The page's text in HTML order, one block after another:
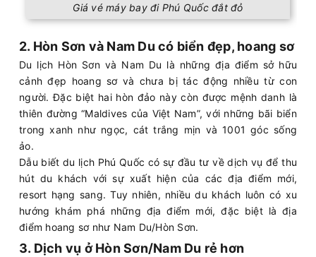
Giá vé máy bay đi Phú Quốc đắt đỏ
2. Hòn Sơn và Nam Du có biển đẹp, hoang sơ
Du lịch Hòn Sơn và Nam Du là những địa điểm sở hữu
cảnh đẹp hoang sơ và chưa bị tác động nhiều từ con
người. Đặc biệt hai hòn đảo này còn được mệnh danh là
thiên đường “Maldives của Việt Nam”, với những bãi biển
trong xanh như ngọc, cát trắng mịn và 1001 góc sống
ảo.
Dẫu biết du lịch Phú Quốc có sự đầu tư về dịch vụ để thu
hút du khách với sự xuất hiện của các địa điểm mới,
resort hạng sang. Tuy nhiên, nhiều du khách luôn có xu
hướng khám phá những địa điểm mới, đặc biệt là địa
điểm hoang sơ như Nam Du/Hòn Sơn.
3. Dịch vụ ở Hòn Sơn/Nam Du rẻ hơn